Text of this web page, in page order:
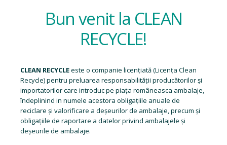
Bun venit la CLEAN
RECYCLE!
CLEAN RECYCLEeste o companie licențiată (Licența Clean
Recycle) pentru preluarea responsabilității producătorilor și
importatorilor care introduc pe piața româneasca ambalaje,
îndeplinind in numele acestora obligațiile anuale de
reciclare și valorificare a deșeurilor de ambalaje, precum și
obligațiile de raportare a datelor privind ambalajele și
deșeurile de ambalaje.